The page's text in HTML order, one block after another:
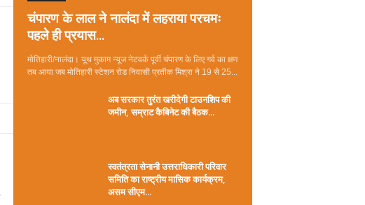
चंपारण के लाल ने नालंदा में लहराया परचमः
पहले ही प्रयास...
मोतिहारी/नालंदा। यूथ मुकाम न्यूज नेटवर्क पूर्वी चंपारण के लिए गर्व का क्षण
तब आया जब मोतिहारी स्टेशन रोड निवासी प्रतीक मिश्रा ने 19 से 25...
अब सरकार तुरंत खरीदेगी टाउनशिप की
जमीन, सम्राट कैबिनेट की बैठक...
स्वतंत्रता सेनानी उत्तराधिकारी परिवार
समिति का राष्ट्रीय मासिक कार्यक्रम,
असम सीएम...